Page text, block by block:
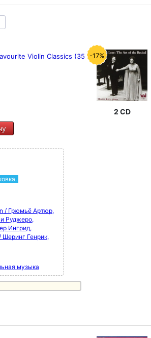
Violin Classics (35
/ Грюмьё Артюр,
Руджеро,
Ингрид,
Шеринг Генрик,
музыка
-17%
2 CD